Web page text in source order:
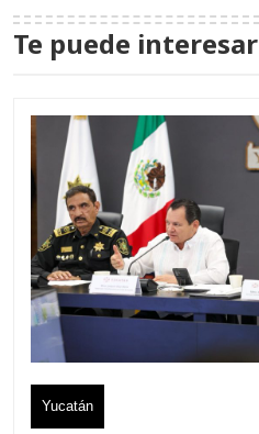
Te puede interesar
Yucatán